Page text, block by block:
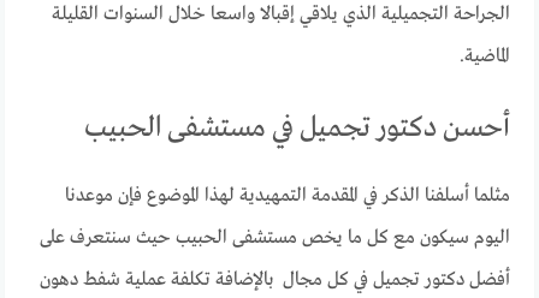
الجراحة التجميلية الذي يلاقي إقبالا واسعا خلال السنوات القليلة
الماضية.
أحسن دكتور تجميل في مستشفى الحبيب
مثلما أسلفنا الذكر في المقدمة التمهيدية لهذا الموضوع فإن موعدنا
اليوم سيكون مع كل ما يخص مستشفى الحبيب حيث سنتعرف على
أفضل دكتور تجميل في كل مجال بالإضافة تكلفة عملية شفط دهون